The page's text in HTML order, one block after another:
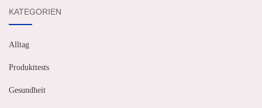
KATEGORIEN
Alltag
Produkttests
Gesundheit